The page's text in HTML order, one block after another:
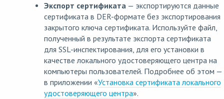
Экспорт сертификата — экспортируются данные
сертификата в DER-формате без экспортирования
закрытого ключа сертификата. Используйте файл,
полученный в результате экспорта сертификата
для SSL-инспектирования, для его установки в
качестве локального удостоверяющего центра на
компьютеры пользователей. Подробнее об этом —
в приложении «Установка сертификата локального
удостоверяющего центра».